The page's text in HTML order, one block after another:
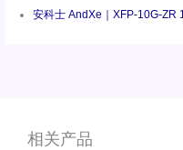
安科士 AndXe｜XFP-10G-ZR
相关产品